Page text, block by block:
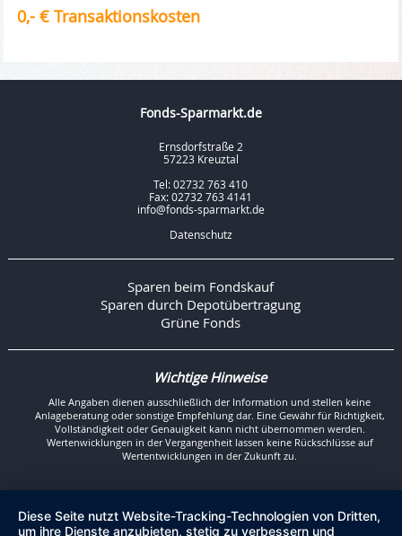
0,- € Transaktionskosten
Fonds-Sparmarkt.de
Ernsdorfstraße 2
57223 Kreuztal
Tel: 02732 763 410
Fax: 02732 763 4141
info@fonds-sparmarkt.de
Datenschutz
Sparen beim Fondskauf
Sparen durch Depotübertragung
Grüne Fonds
Wichtige Hinweise
Alle Angaben dienen ausschließlich der Information und stellen keine
Anlageberatung oder sonstige Empfehlung dar. Eine Gewähr für Richtigkeit,
Vollständigkeit oder Genauigkeit kann nicht übernommen werden.
Wertenwicklungen in der Vergangenheit lassen keine Rückschlüsse auf
Wertentwicklungen in der Zukunft zu.
Diese Seite nutzt Website-Tracking-Technologien von Dritten,
um ihre Dienste anzubieten, stetig zu verbessern und